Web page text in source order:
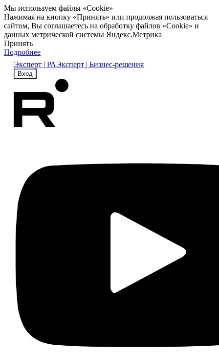
Мы используем файлы «Cookie»
Нажимая на кнопку «Принять» или продолжая пользоваться
сайтом, Вы соглашаетесь на обработку файлов «Cookie» и
данных метрической системы Яндекс.Метрика
Принять
Подробнее
Эксперт | РАЭксперт | Бизнес-решения
Вход